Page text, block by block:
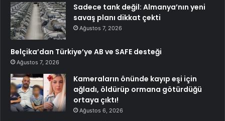
Sadece tank değil: Almanya’nın yeni
savaş planı dikkat çekti
Ağustos 7, 2026
Belçika’dan Türkiye’ye AB ve SAFE desteği
Ağustos 7, 2026
Kameraların önünde kayıp eşi için
ağladı, öldürüp ormana götürdüğü
ortaya çıktı!
Ağustos 6, 2026